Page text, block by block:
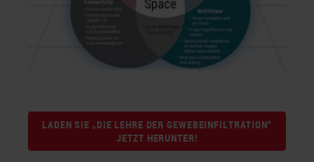
LADEN SIE „DIE LEHRE DER GEWEBEINFILTRATION“
JETZT HERUNTER!